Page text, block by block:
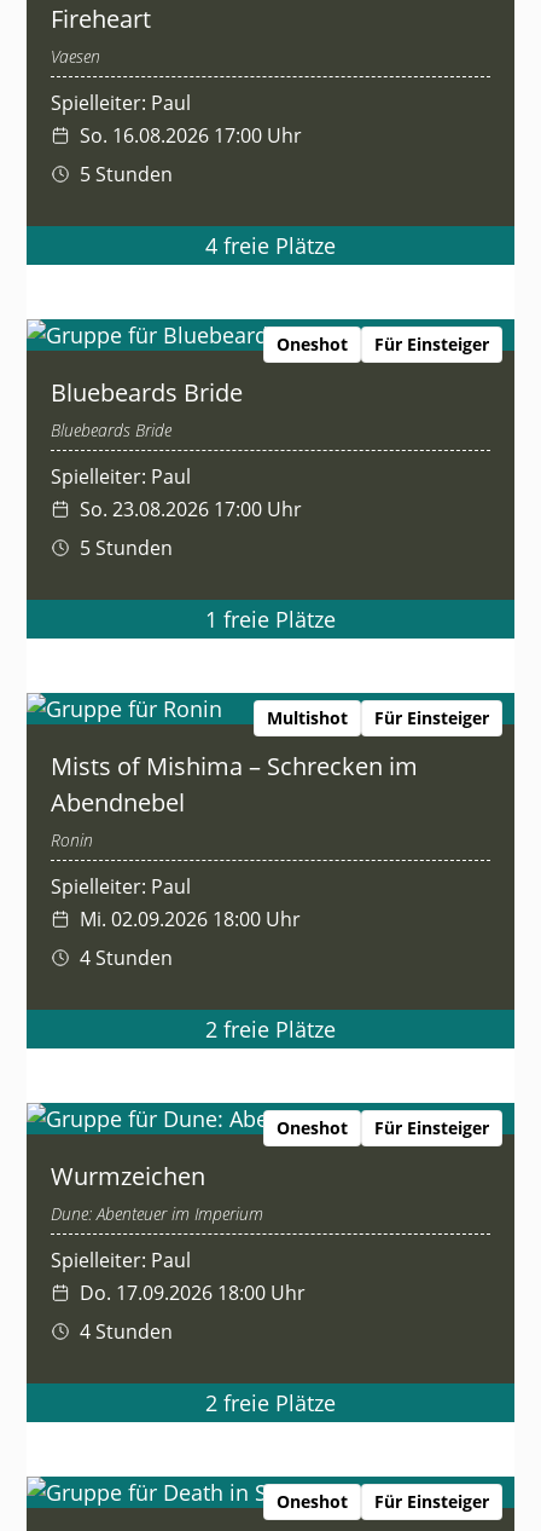
Fireheart
Vaesen
Spielleiter: Paul
So. 16.08.2026 17:00 Uhr
5 Stunden
4 freie Plätze
Oneshot Für Einsteiger
Bluebeards Bride
Bluebeards Bride
Spielleiter: Paul
So. 23.08.2026 17:00 Uhr
5 Stunden
1 freie Plätze
Multishot Für Einsteiger
Mists of Mishima – Schrecken im
Abendnebel
Ronin
Spielleiter: Paul
Mi. 02.09.2026 18:00 Uhr
4 Stunden
2 freie Plätze
Oneshot Für Einsteiger
Wurmzeichen
Dune: Abenteuer im Imperium
Spielleiter: Paul
Do. 17.09.2026 18:00 Uhr
4 Stunden
2 freie Plätze
Oneshot Für Einsteiger